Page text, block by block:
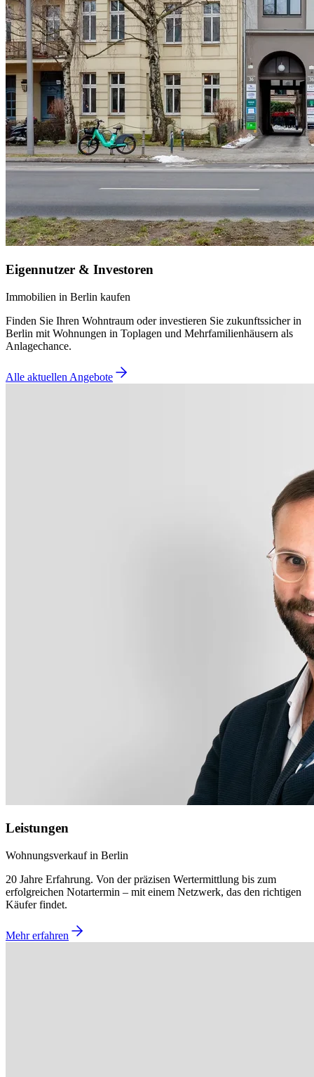
Eigennutzer & Investoren
Immobilien in Berlin kaufen
Finden Sie Ihren Wohntraum oder investieren Sie zukunftssicher in
Berlin mit Wohnungen in Toplagen und Mehrfamilienhäusern als
Anlagechance.
Alle aktuellen Angebote
Leistungen
Wohnungsverkauf in Berlin
20 Jahre Erfahrung. Von der präzisen Wertermittlung bis zum
erfolgreichen Notartermin – mit einem Netzwerk, das den richtigen
Käufer findet.
Mehr erfahren